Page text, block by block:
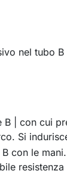
nel tubo
| con cui
Si
con le
resistenza